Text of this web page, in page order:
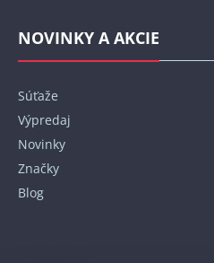
NOVINKY A AKCIE
Súťaže
Výpredaj
Novinky
Značky
Blog